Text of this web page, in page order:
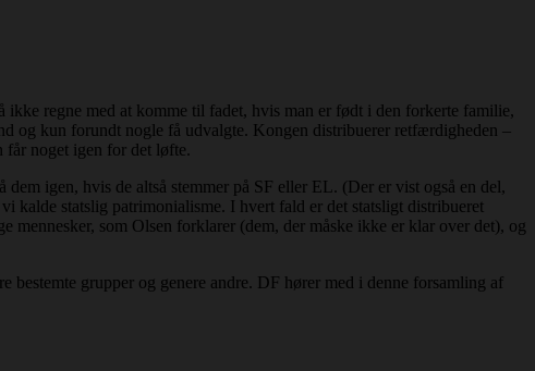
ikke regne med at komme til fadet, hvis man er født i den forkerte familie,
og kun forundt nogle få udvalgte. Kongen distribuerer retfærdigheden –
får noget igen for det løfte.
igen, hvis de altså stemmer på SF eller EL. (Der er vist også en del,
kalde statslig patrimonialisme. I hvert fald er det statsligt distribueret
som Olsen forklarer (dem, der måske ikke er klar over det), og
bestemte grupper og genere andre. DF hører med i denne forsamling af